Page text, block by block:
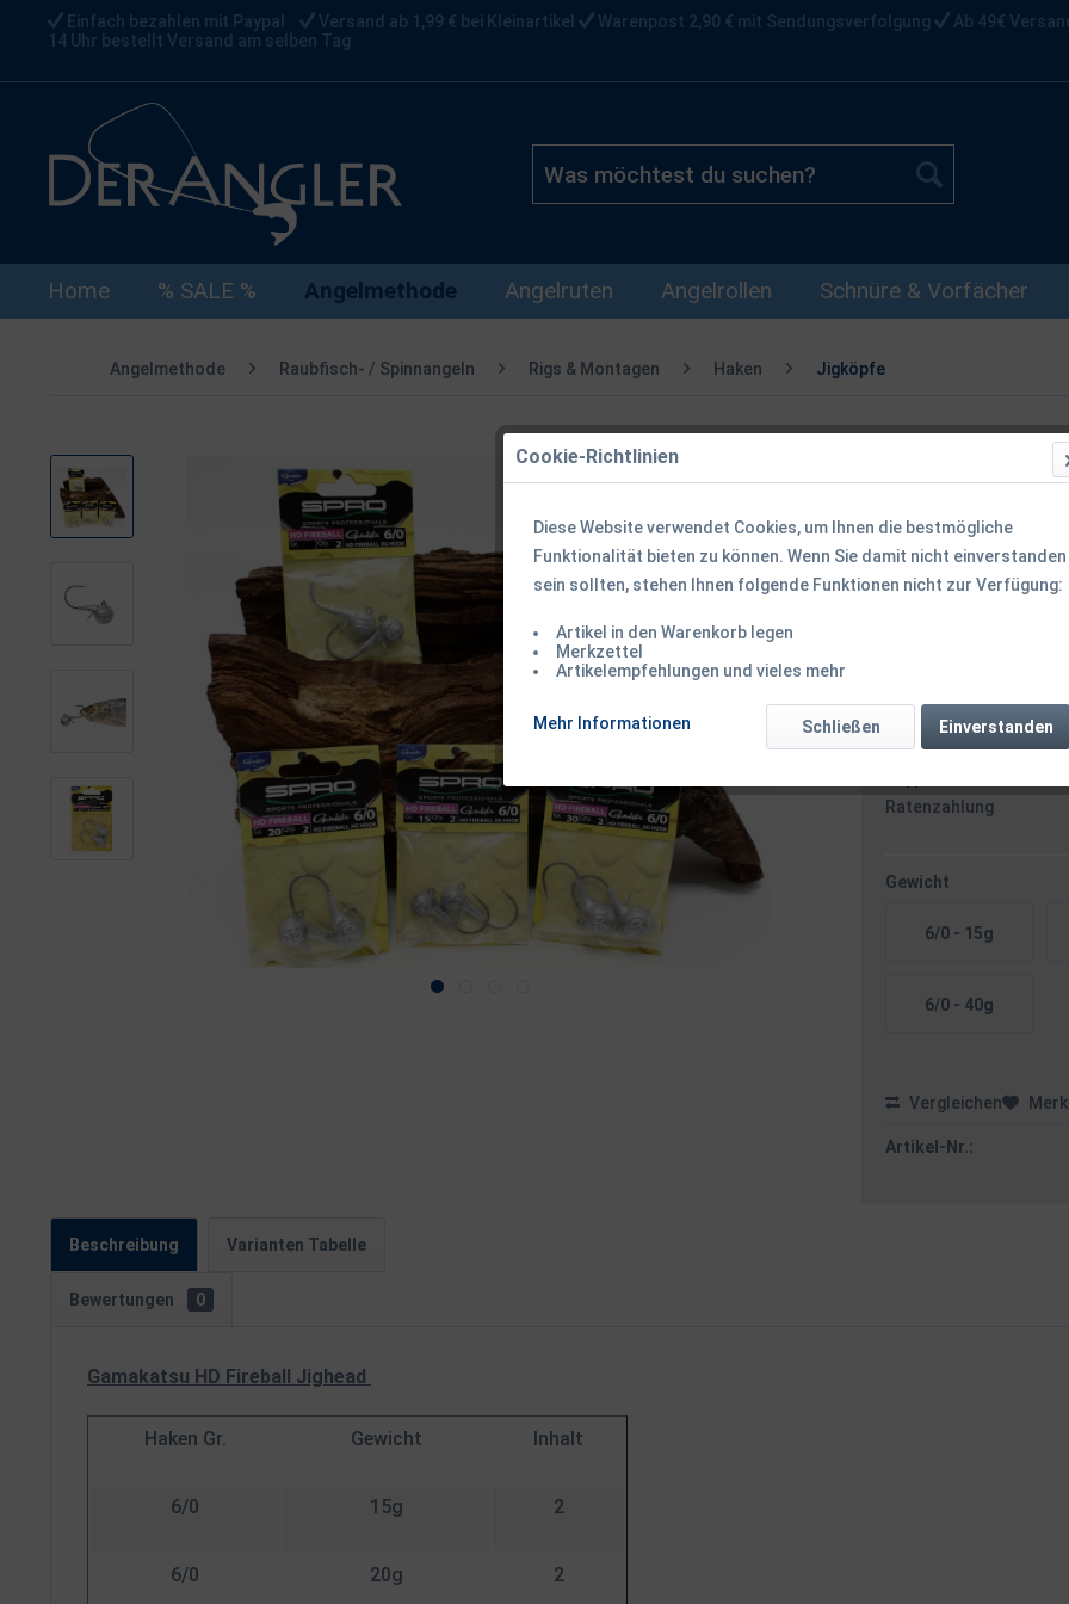
Einfach bezahlen mit Paypal Versand ab 1,99 € bei Kleinartikel Warenpost 2,90 € mit Sendungsverfolgung Ab 49€
14 Uhr bestellt Versand am selben Tag
Home % SALE % Angelmethode Angelruten Angelrollen Schnüre & Vorfächer
Angelmethode Raubfisch- / Spinnangeln Rigs & Montagen Haken Jigköpfe
Spro HD
30g 40g
ab 3,69 € *
2 Stück (1,85 € * /
Zahlungsarten
Paypal / VISA /
Ratenzahlung
Gewicht
6/0 - 15g
6/0 - 40g
Vergleichen
Artikel-Nr.:
Beschreibung Varianten Tabelle
Bewertungen 0
Gamakatsu HD Fireball Jighead
Haken Gr. Gewicht Inhalt
6/0 15g 2
6/0 20g 2
Cookie-Richtlinien
Diese Website verwendet Cookies, um Ihnen die bestmögliche
Funktionalität bieten zu können. Wenn Sie damit nicht einverstanden
sein sollten, stehen Ihnen folgende Funktionen nicht zur Verfügung:
Artikel in den Warenkorb legen
Merkzettel
Artikelempfehlungen und vieles mehr
Mehr Informationen Einverstanden
Schließen